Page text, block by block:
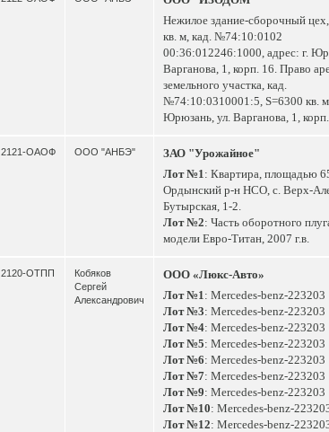
Нежилое здание-сборочный
кв. м, кад. №74:10:0102
00:36:012246:1000, адрес: г.
Варганова, 1, корп. 16. Право
земельного участка, кад.
№74:10:0310001:5, S=6300 кв.
Юрюзань, ул. Варганова, 1,
2121-ОАОФ ООО "АНБЭ"
ЗАО "Урожайное"
Лот №1: Квартира, площадью
Ордынский р-н НСО, с. Верх-
Бутырская, 1-2.
Лот №2: Часть оборотного
модели Евро-Титан, 2007 г.в.
2120-ОТПП
Кобяков
Сергей
Александрович
ООО «Люкс-Авто»
Лот №1: Mercedes-benz-223203
Лот №3: Mercedes-benz-223203
Лот №4: Mercedes-benz-223203
Лот №5: Mercedes-benz-223203
Лот №6: Mercedes-benz-223203
Лот №7: Mercedes-benz-223203
Лот №9: Mercedes-benz-223203
Лот №10: Mercedes-benz-
Лот №12: Mercedes-benz-